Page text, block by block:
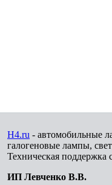
H4.ru - автомобильные
галогеновые лампы,
Техническая поддержка
ИП Левченко В.В.